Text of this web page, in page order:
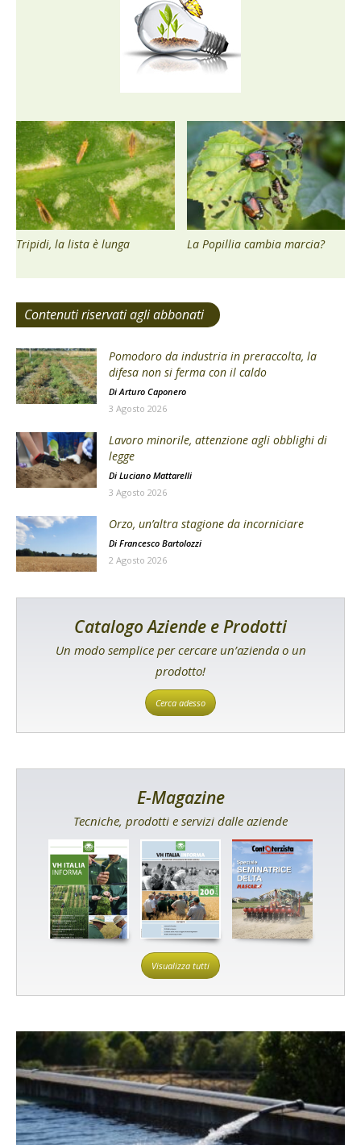
Tripidi, la lista è lunga La Popillia cambia marcia?
Contenuti riservati agli abbonati
Pomodoro da industria in preraccolta, la
difesa non si ferma con il caldo
DiArturo Caponero
3 Agosto 2026
Lavoro minorile, attenzione agli obblighi di
legge
Di Luciano Mattarelli
3 Agosto 2026
Orzo, un’altra stagione da incorniciare
Di Francesco Bartolozzi
2 Agosto 2026
Catalogo Aziende e Prodotti
Un modo semplice per cercare un’azienda o un
prodotto!
Cerca adesso
E-Magazine
Tecniche, prodotti e servizi dalle aziende
Visualizza tutti